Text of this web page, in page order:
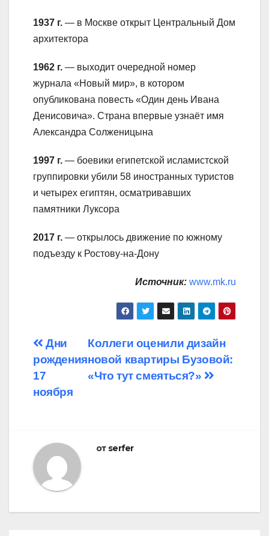
1937 г. — в Москве открыт Центральный Дом
архитектора
1962 г. — выходит очередной номер
журнала «Новый мир», в котором
опубликована повесть «Один день Ивана
Денисовича». Страна впервые узнаёт имя
Александра Солженицына
1997 г. — боевики египетской исламистской
группировки убили 58 иностранных туристов
и четырех египтян, осматривавших
памятники Луксора
2017 г. — открылось движение по южному
подъезду к Ростову-на-Дону
Источник: www.mk.ru
Навигация
по
записям
Коллеги оценили дизайн
новой квартиры Бузовой:
«Что тут смеяться?»
Дни
рождения
17
ноября
от serfer